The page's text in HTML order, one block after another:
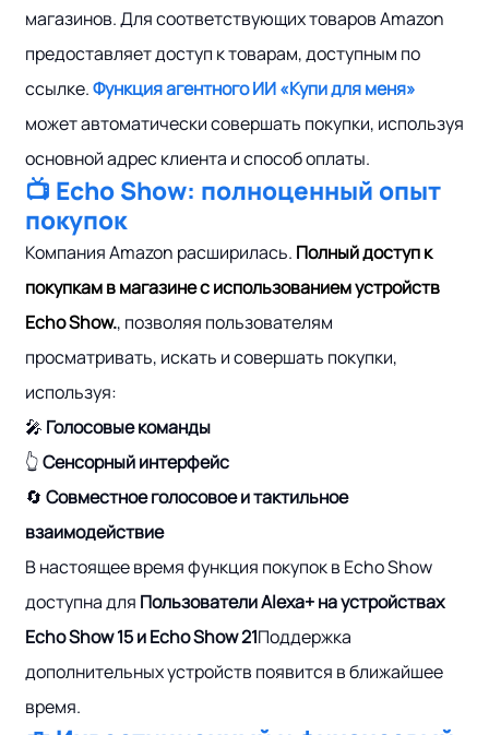
магазинов. Для соответствующих товаров Amazon
предоставляет доступ к товарам, доступным по
ссылке.Функция агентного ИИ «Купи для меня»
может автоматически совершать покупки, используя
основной адрес клиента и способ оплаты.
📺 Echo Show: полноценный опыт
покупок
Компания Amazon расширилась. Полный доступ к
покупкам в магазине с использованием устройств
Echo Show., позволяя пользователям
просматривать, искать и совершать покупки,
используя:
🎤 Голосовые команды
👆Сенсорный интерфейс
🔄 Совместное голосовое и тактильное
взаимодействие
В настоящее время функция покупок в Echo Show
доступна для Пользователи Alexa+ на устройствах
Echo Show 15 и Echo Show 21Поддержка
дополнительных устройств появится в ближайшее
время.